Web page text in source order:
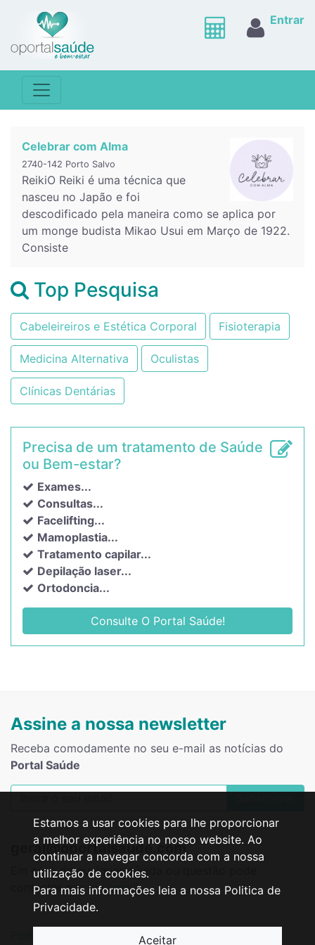
Entrar
Celebrar com Alma
2740-142 Porto Salvo
ReikiO Reiki é uma técnica que
nasceu no Japão e foi
descodificado pela maneira como se aplica por
um monge budista Mikao Usui em Março de 1922.
Consiste
Top Pesquisa
Cabeleireiros e Estética Corporal Fisioterapia
Medicina Alternativa Oculistas
Clínicas Dentárias
Precisa de um tratamento de Saúde
ou Bem-estar?
Exames...
Consultas...
Facelifting...
Mamoplastia...
Tratamento capilar...
Depilação laser...
Ortodoncia...
Consulte O Portal Saúde!
Assine a nossa newsletter
Receba comodamente no seu e-mail as notícias do
Portal Saúde
geral@oportalsaude.com
Em caso de qualquer dúvida ou questão pode
contactar-nos viaemail!
Resolução de Litígios
Estamos a usar cookies para lhe proporcionar
a melhor experiência no nosso website. Ao
continuar a navegar concorda com a nossa
utilização de cookies.
Para mais informações leia a nossa Politica de
Privacidade.
Aceitar